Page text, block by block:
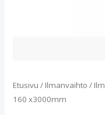
Etusivu / Ilmanvaihto /
160 x3000mm